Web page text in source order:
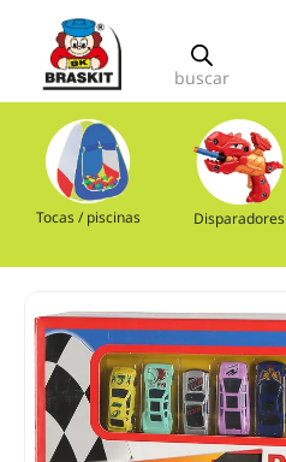
buscar
Tocas / piscinas Disparadores